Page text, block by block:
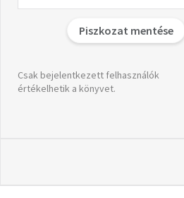
Piszkozat mentése
Csak bejelentkezett felhasználók
értékelhetik a könyvet.